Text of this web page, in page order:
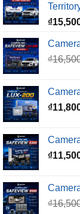
₫
₫
₫
₫
₫